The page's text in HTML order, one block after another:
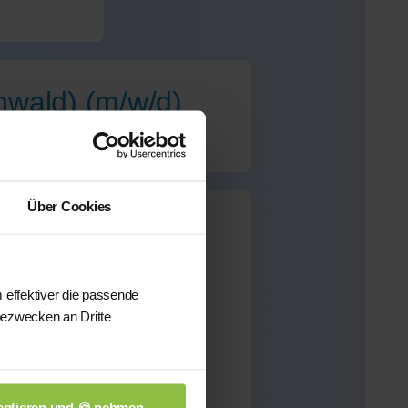
Über Cookies
effektiver die passende
an Dritte
(m/w/d)